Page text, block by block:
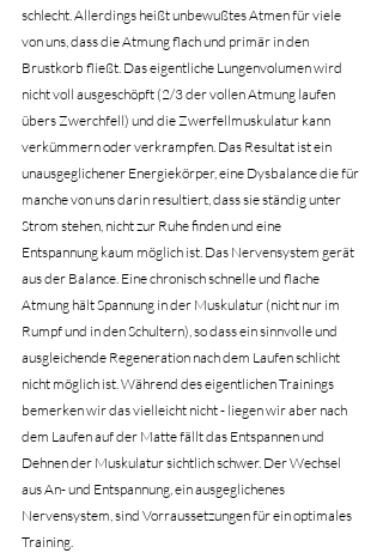
schlecht. Allerdings heißt unbewußtes Atmen für viele
von uns, dass die Atmung flach und primär in den
Brustkorb fließt. Das eigentliche Lungenvolumen wird
nicht voll ausgeschöpft (2/3 der vollen Atmung laufen
übers Zwerchfell) und die Zwerfellmuskulatur kann
verkümmern oder verkrampfen. Das Resultat ist ein
unausgeglichener Energiekörper, eine Dysbalance die für
manche von uns darin resultiert, dass sie ständig unter
Strom stehen, nicht zur Ruhe finden und eine
Entspannung kaum möglich ist. Das Nervensystem gerät
aus der Balance. Eine chronisch schnelle und flache
Atmung hält Spannung in der Muskulatur (nicht nur im
Rumpf und in den Schultern), so dass ein sinnvolle und
ausgleichende Regeneration nach dem Laufen schlicht
nicht möglich ist. Während des eigentlichen Trainings
bemerken wir das vielleicht nicht - liegen wir aber nach
dem Laufen auf der Matte fällt das Entspannen und
Dehnen der Muskulatur sichtlich schwer. Der Wechsel
aus An- und Entspannung, ein ausgeglichenes
Nervensystem, sind Vorraussetzungen für ein optimales
Training.